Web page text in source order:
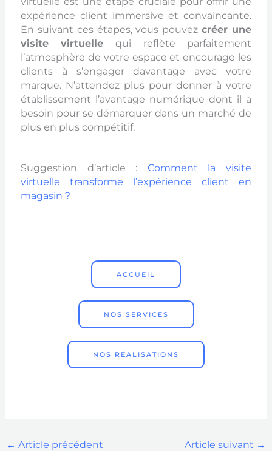
expérience client immersive et convaincante.
En suivant ces étapes, vous pouvezcréer une
visite virtuelle qui reflète parfaitement
l’atmosphère de votre espace et encourage les
clients à s’engager davantage avec votre
marque. N’attendez plus pour donner à votre
établissement l’avantage numérique dont il a
besoin pour se démarquer dans un marché de
plus en plus compétitif.
Suggestion d’article : Comment la visite
virtuelle transforme l’expérience client en
magasin ?
ACCUEIL
NOS SERVICES
NOS RÉALISATIONS
← Article précédent Article suivant →